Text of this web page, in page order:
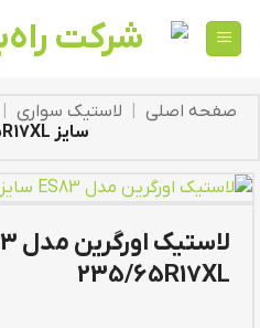
صفحه اصلی
لاستیک سواری
سایز 235/65R17XL
235/65R17XL